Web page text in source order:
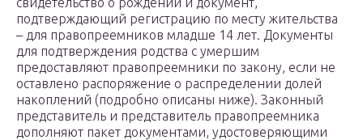
подтверждающий регистрацию по месту жительства
– для правопреемников младше 14 лет. Документы
для подтверждения родства с умершим
предоставляют правопреемники по закону, если не
оставлено распоряжение о распределении долей
накоплений (подробно описаны ниже). Законный
представитель и представитель правопреемника
дополняют пакет документами, удостоверяющими